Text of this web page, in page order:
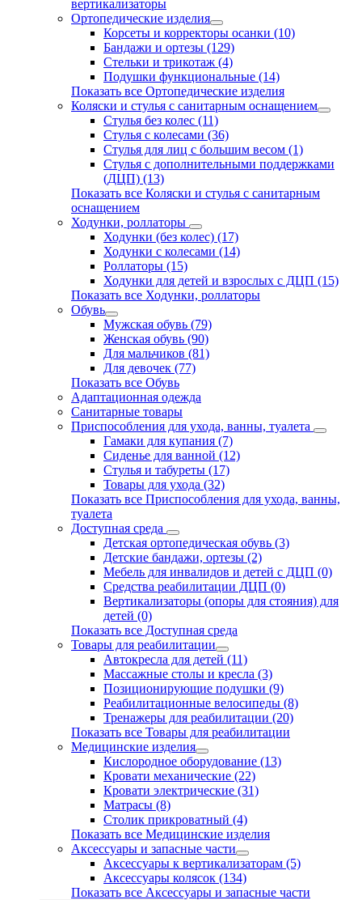
вертикализаторы
Ортопедические изделия
Корсеты и корректоры осанки (10)
Бандажи и ортезы (129)
Стельки и трикотаж (4)
Подушки функциональные (14)
Показать все Ортопедические изделия
Коляски и стулья с санитарным оснащением
Стулья без колес (11)
Стулья с колесами (36)
Стулья для лиц с большим весом (1)
Стулья с дополнительными поддержками
(ДЦП) (13)
Показать все Коляски и стулья с санитарным
оснащением
Ходунки, роллаторы
Ходунки (без колес) (17)
Ходунки с колесами (14)
Роллаторы (15)
Ходунки для детей и взрослых с ДЦП (15)
Показать все Ходунки, роллаторы
Обувь
Мужская обувь (79)
Женская обувь (90)
Для мальчиков (81)
Для девочек (77)
Показать все Обувь
Адаптационная одежда
Санитарные товары
Приспособления для ухода, ванны, туалета
Гамаки для купания (7)
Сиденье для ванной (12)
Стулья и табуреты (17)
Товары для ухода (32)
Показать все Приспособления для ухода, ванны,
туалета
Доступная среда
Детская ортопедическая обувь (3)
Детские бандажи, ортезы (2)
Мебель для инвалидов и детей с ДЦП (0)
Средства реабилитации ДЦП (0)
Вертикализаторы (опоры для стояния) для
детей (0)
Показать все Доступная среда
Товары для реабилитации
Автокресла для детей (11)
Массажные столы и кресла (3)
Позиционирующие подушки (9)
Реабилитационные велосипеды (8)
Тренажеры для реабилитации (20)
Показать все Товары для реабилитации
Медицинские изделия
Кислородное оборудование (13)
Кровати механические (22)
Кровати электрические (31)
Матрасы (8)
Столик прикроватный (4)
Показать все Медицинские изделия
Аксессуары и запасные части
Аксессуары к вертикализаторам (5)
Аксессуары колясок (134)
Показать все Аксессуары и запасные части